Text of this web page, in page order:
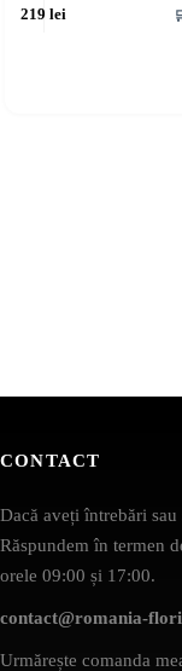
219lei
CONTACT
Dacă aveți întrebări
Răspundem în termen
orele 09:00 și 17:00.
contact@romania-
Urmărește comanda